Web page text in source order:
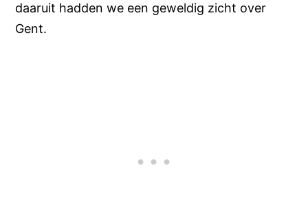
daaruit hadden we een geweldig zicht over
Gent.